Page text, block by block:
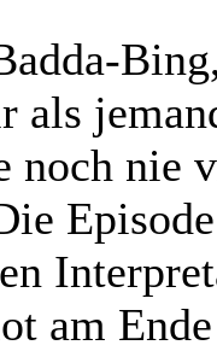
als
noch nie
am